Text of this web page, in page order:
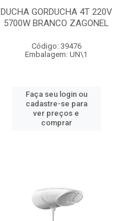
DUCHA GORDUCHA 4T 220V
5700W BRANCO ZAGONEL
Código: 39476
Embalagem: UN\1
Faça seu login ou
cadastre-se para
ver preços e
comprar